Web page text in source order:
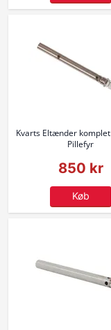
Kvarts Eltænder
Pillefyr
850 kr
Køb